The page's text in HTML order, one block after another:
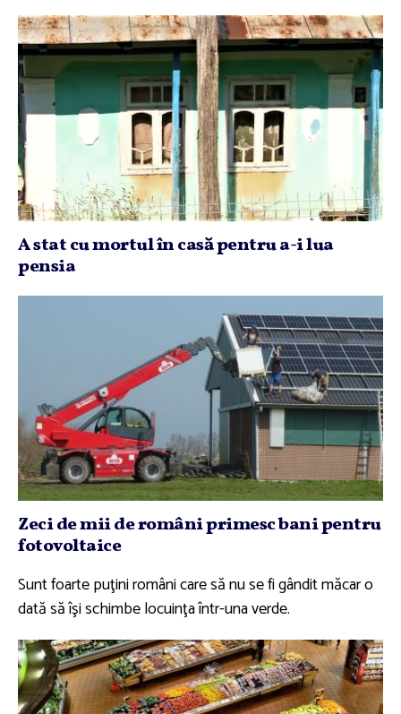
A stat cu mortul în casă pentru a-i lua
pensia
Zeci de mii de români primesc bani pentru
fotovoltaice
Sunt foarte puţini români care să nu se fi gândit măcar o
dată să îşi schimbe locuinţa într-una verde.